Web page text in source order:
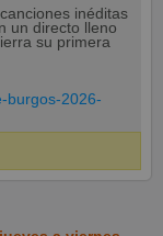
inéditas
un directo lleno
su primera
burgos-2026-